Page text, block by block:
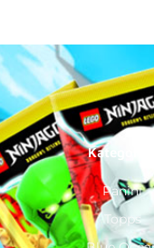
Kategorien
Panini
Topps